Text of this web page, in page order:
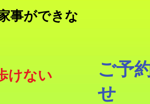
事ができな
けない
ご予
せ